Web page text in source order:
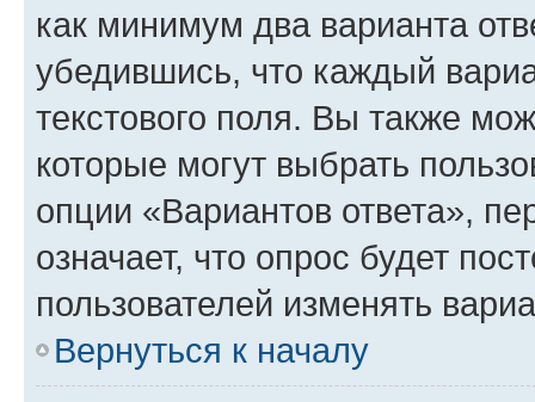
как минимум два варианта
убедившись, что каждый
текстового поля. Вы также
которые могут выбрать
опции «Вариантов ответа»,
означает, что опрос будет
пользователей изменять
Вернуться к началу